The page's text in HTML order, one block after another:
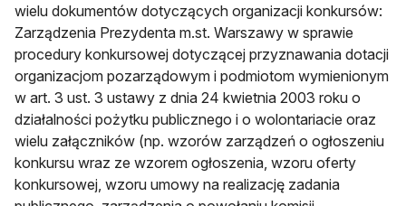
wielu dokumentów dotyczących organizacji konkursów:
Zarządzenia Prezydenta m.st. Warszawy w sprawie
procedury konkursowej dotyczącej przyznawania dotacji
organizacjom pozarządowym i podmiotom wymienionym
w art. 3 ust. 3 ustawy z dnia 24 kwietnia 2003 roku o
działalności pożytku publicznego i o wolontariacie oraz
wielu załączników (np. wzorów zarządzeń o ogłoszeniu
konkursu wraz ze wzorem ogłoszenia, wzoru oferty
konkursowej, wzoru umowy na realizację zadania